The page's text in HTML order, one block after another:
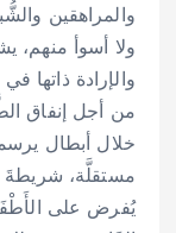
والمراهقين
ولا أسوأ منهم،
والإرادة ذاتها
من أجل إنفاق
خلال أبطال
مستقلَّة، شريطةَ
يُفرض على